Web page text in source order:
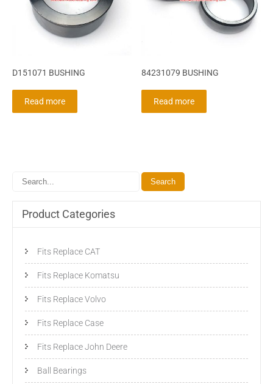
D151071 BUSHING
Read more
84231079 BUSHING
Read more
Product Categories
Fits Replace CAT
Fits Replace Komatsu
Fits Replace Volvo
Fits Replace Case
Fits Replace John Deere
Ball Bearings